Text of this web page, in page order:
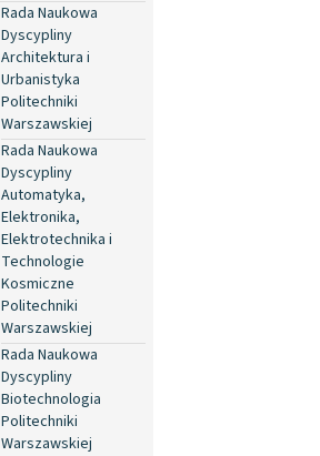
Rada Naukowa
Dyscypliny
Architektura i
Urbanistyka
Politechniki
Warszawskiej
Rada Naukowa
Dyscypliny
Automatyka,
Elektronika,
Elektrotechnika i
Technologie
Kosmiczne
Politechniki
Warszawskiej
Rada Naukowa
Dyscypliny
Biotechnologia
Politechniki
Warszawskiej